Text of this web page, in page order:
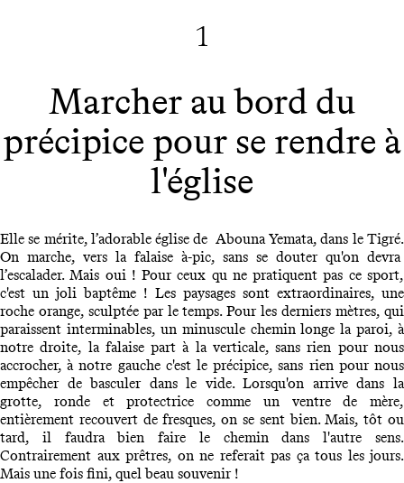
1
Marcher au bord du
précipice pour se rendre à
l'église
Elle se mérite, l’adorable église de Abouna Yemata, dans le Tigré.
On marche, vers la falaise à-pic, sans se douter qu'on devra
l’escalader. Mais oui ! Pour ceux qu ne pratiquent pas ce sport,
c'est un joli baptême ! Les paysages sont extraordinaires, une
roche orange, sculptée par le temps. Pour les derniers mètres, qui
paraissent interminables, un minuscule chemin longe la paroi, à
notre droite, la falaise part à la verticale, sans rien pour nous
accrocher, à notre gauche c'est le précipice, sans rien pour nous
empêcher de basculer dans le vide. Lorsqu'on arrive dans la
grotte, ronde et protectrice comme un ventre de mère,
entièrement recouvert de fresques, on se sent bien. Mais, tôt ou
tard, il faudra bien faire le chemin dans l'autre sens.
Contrairement aux prêtres, on ne referait pas ça tous les jours.
Mais une fois fini, quel beau souvenir !